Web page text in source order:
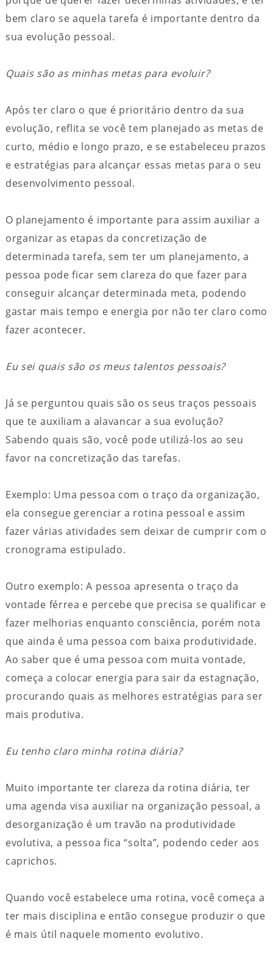
bem claro se aquela tarefa é importante dentro da
sua evolução pessoal.
Quais são as minhas metas para evoluir?
Após ter claro o que é prioritário dentro da sua
evolução, reflita se você tem planejado as metas de
curto, médio e longo prazo, e se estabeleceu prazos
e estratégias para alcançar essas metas para o seu
desenvolvimento pessoal.
O planejamento é importante para assim auxiliar a
organizar as etapas da concretização de
determinada tarefa, sem ter um planejamento, a
pessoa pode ficar sem clareza do que fazer para
conseguir alcançar determinada meta, podendo
gastar mais tempo e energia por não ter claro como
fazer acontecer.
Eu sei quais são os meus talentos pessoais?
Já se perguntou quais são os seus traços pessoais
que te auxiliam a alavancar a sua evolução?
Sabendo quais são, você pode utilizá-los ao seu
favor na concretização das tarefas.
Exemplo: Uma pessoa com o traço da organização,
ela consegue gerenciar a rotina pessoal e assim
fazer várias atividades sem deixar de cumprir com o
cronograma estipulado.
Outro exemplo: A pessoa apresenta o traço da
vontade férrea e percebe que precisa se qualificar e
fazer melhorias enquanto consciência, porém nota
que ainda é uma pessoa com baixa produtividade.
Ao saber que é uma pessoa com muita vontade,
começa a colocar energia para sair da estagnação,
procurando quais as melhores estratégias para ser
mais produtiva.
Eu tenho claro minha rotina diária?
Muito importante ter clareza da rotina diária, ter
uma agenda visa auxiliar na organização pessoal, a
desorganização é um travão na produtividade
evolutiva, a pessoa fica “solta”, podendo ceder aos
caprichos.
Quando você estabelece uma rotina, você começa a
ter mais disciplina e então consegue produzir o que
é mais útil naquele momento evolutivo.